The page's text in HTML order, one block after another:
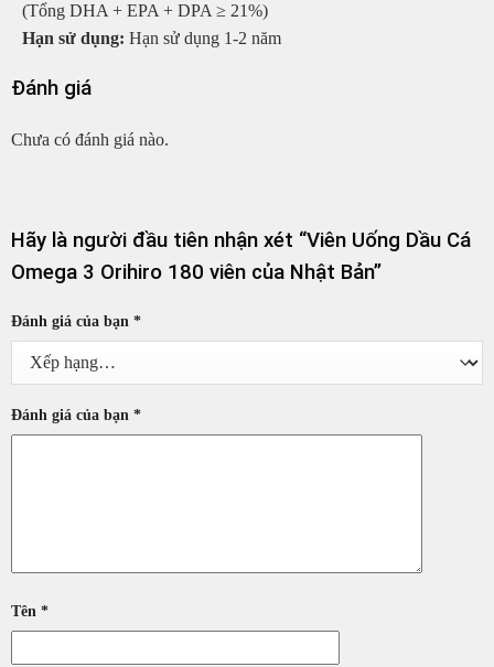
(Tổng DHA + EPA + DPA ≥ 21%)
Hạn sử dụng: Hạn sử dụng 1-2 năm
Đánh giá
Chưa có đánh giá nào.
Hãy là người đầu tiên nhận xét “Viên Uống Dầu Cá
Omega 3 Orihiro 180 viên của Nhật Bản”
Đánh giá của bạn *
Đánh giá của bạn *
Tên *